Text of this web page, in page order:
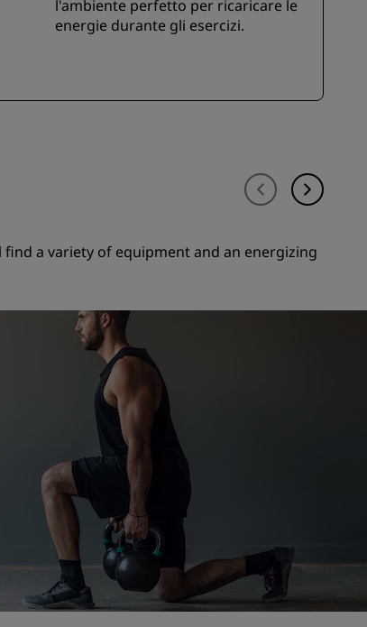
l'ambiente perfetto per ricaricare le
energie durante gli esercizi.
a variety of equipment and an energizing